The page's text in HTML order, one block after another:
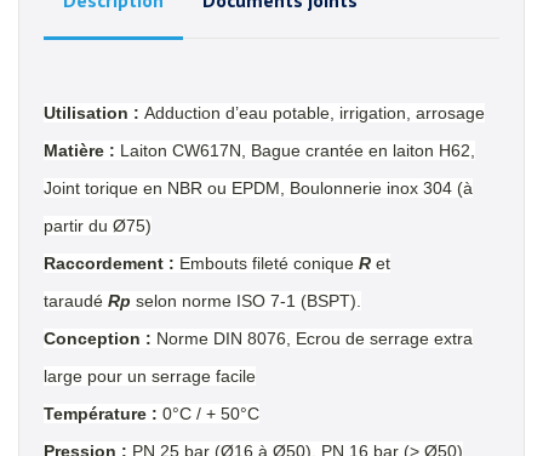
Utilisation : Adduction d’eau potable, irrigation, arrosage
Matière : Laiton CW617N, Bague crantée en laiton H62,
Joint torique en NBR ou EPDM, Boulonnerie inox 304 (à
partir du Ø75)
Raccordement : Embouts fileté conique R et
taraudé Rp selon norme ISO 7-1 (BSPT).
Conception : Norme DIN 8076, Ecrou de serrage extra
large pour un serrage facile
Température : 0°C / + 50°C
Pression : PN 25 bar (Ø16 à Ø50), PN 16 bar (> Ø50)